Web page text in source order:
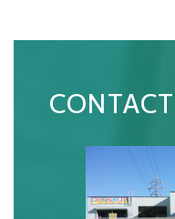
CONTACT